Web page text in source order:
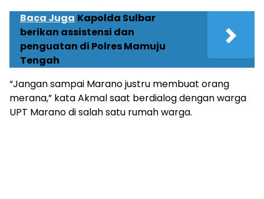
Baca Juga Kapolda Sulbar
berikan assistensi dan
penguatan di Polres Mamuju
Tengah
“Jangan sampai Marano justru membuat orang
merana,” kata Akmal saat berdialog dengan warga
UPT Marano di salah satu rumah warga.